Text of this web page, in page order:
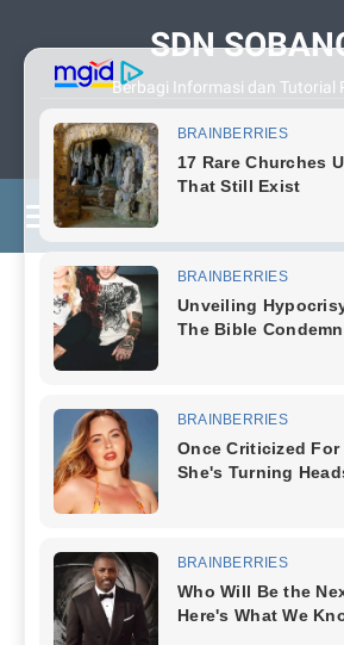
SDN
Berbagi Informasi dan Tutorial